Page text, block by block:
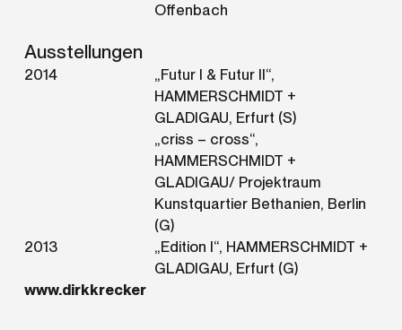
Offenbach
Ausstellungen
2014
„Futur I & Futur II“,
HAMMERSCHMIDT +
GLADIGAU, Erfurt (S)
„criss – cross“,
HAMMERSCHMIDT +
GLADIGAU/ Projektraum
Kunstquartier Bethanien, Berlin
(G)
2013
„Edition I“, HAMMERSCHMIDT +
GLADIGAU, Erfurt (G)
www.dirkkrecker